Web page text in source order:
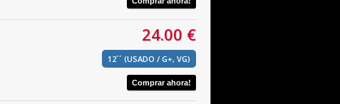
24.00 €
12´´ (USADO / G+, VG)